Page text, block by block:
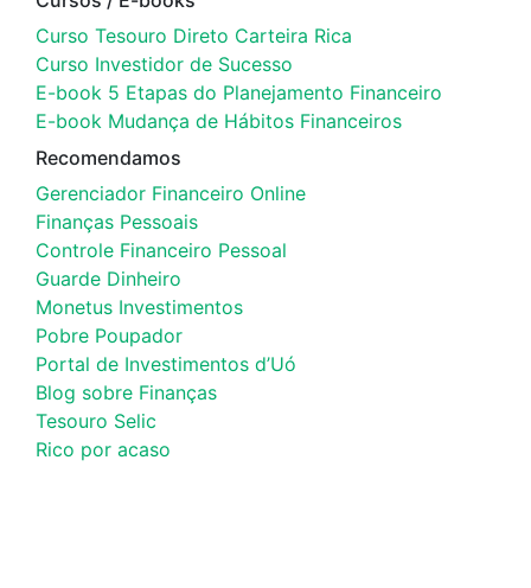
Curso Tesouro Direto Carteira Rica
Curso Investidor de Sucesso
E-book 5 Etapas do Planejamento Financeiro
E-book Mudança de Hábitos Financeiros
Recomendamos
Gerenciador Financeiro Online
Finanças Pessoais
Controle Financeiro Pessoal
Guarde Dinheiro
Monetus Investimentos
Pobre Poupador
Portal de Investimentos d’Uó
Blog sobre Finanças
Tesouro Selic
Rico por acaso